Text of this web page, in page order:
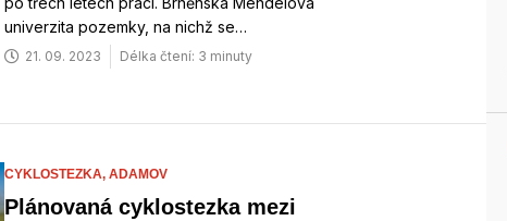
univerzita pozemky, na nichž se…
21. 09. 2023 Délka čtení: 3 minuty
CYKLOSTEZKA, ADAMOV
Plánovaná cyklostezka mezi